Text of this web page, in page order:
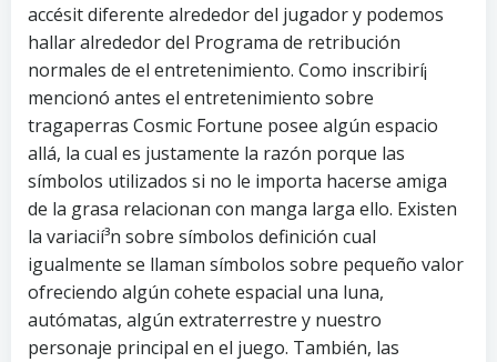
accésit diferente alrededor del jugador y podemos
hallar alrededor del Programa de retribución
normales de el entretenimiento. Como inscribirí¡
mencionó antes el entretenimiento sobre
tragaperras Cosmic Fortune posee algún espacio
allá, la cual es justamente la razón porque las
símbolos utilizados si no le importa hacerse amiga
de la grasa relacionan con manga larga ello. Existen
la variacií³n sobre símbolos definición cual
igualmente se llaman símbolos sobre pequeño valor
ofreciendo algún cohete espacial una luna,
autómatas, algún extraterrestre y nuestro
personaje principal en el juego. También, las